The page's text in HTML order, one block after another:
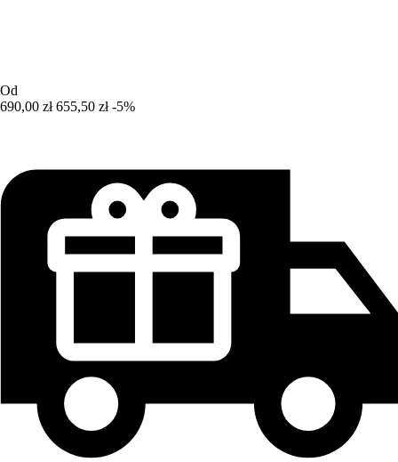
Od
690,00 zł 655,50 zł -5%